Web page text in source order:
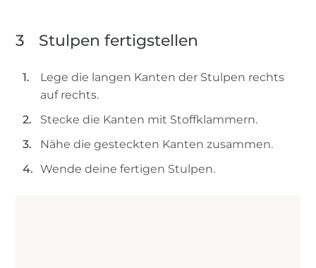
3 Stulpen fertigstellen
Lege die langen Kanten der Stulpen rechts
auf rechts.
Stecke die Kanten mit Stoffklammern.
Nähe die gesteckten Kanten zusammen.
Wende deine fertigen Stulpen.